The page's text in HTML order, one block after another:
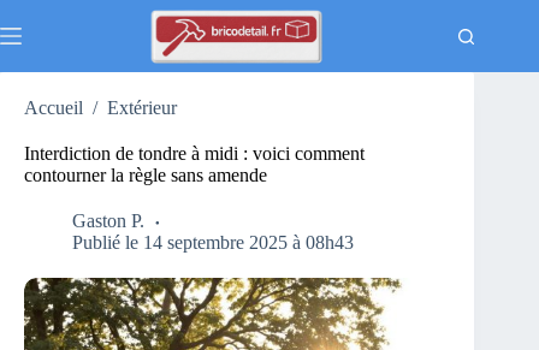
au
Accueil / Extérieur
Interdiction de tondre à midi : voici comment
contourner la règle sans amende
Gaston P.
Publié le 14 septembre 2025 à 08h43